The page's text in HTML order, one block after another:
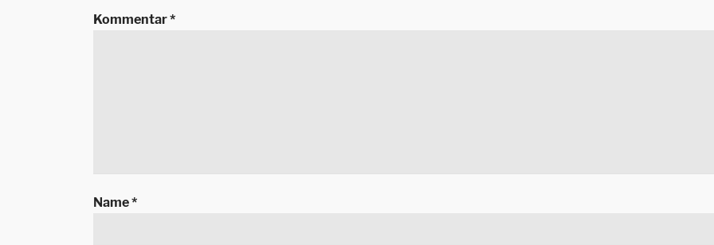
Kommentar*
Name*